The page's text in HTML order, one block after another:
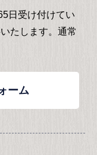
日受け付けてい
たします。通常
ーム